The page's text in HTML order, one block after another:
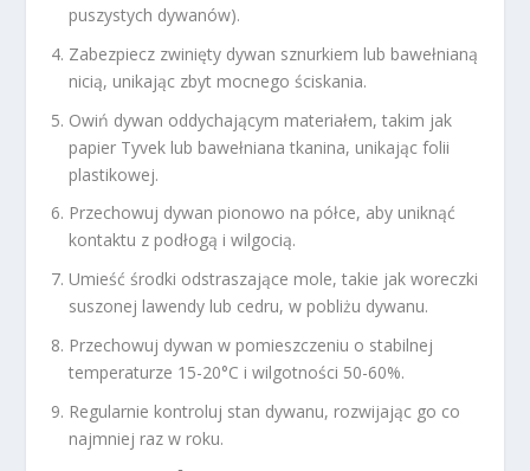
puszystych dywanów).
Zabezpiecz zwinięty dywan sznurkiem lub bawełnianą
nicią, unikając zbyt mocnego ściskania.
Owiń dywan oddychającym materiałem, takim jak
papier Tyvek lub bawełniana tkanina, unikając folii
plastikowej.
Przechowuj dywan pionowo na półce, aby uniknąć
kontaktu z podłogą i wilgocią.
Umieść środki odstraszające mole, takie jak woreczki
suszonej lawendy lub cedru, w pobliżu dywanu.
Przechowuj dywan w pomieszczeniu o stabilnej
temperaturze 15-20°C i wilgotności 50-60%.
Regularnie kontroluj stan dywanu, rozwijając go co
najmniej raz w roku.